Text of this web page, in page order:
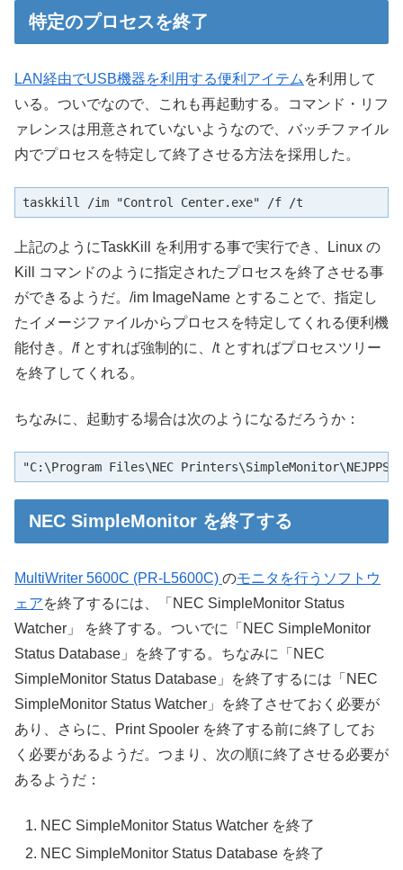
特定のプロセスを終了
LAN経由でUSB機器を利用する便利アイテム を利用して
いる。ついでなので、これも再起動する。コマンド・リフ
ァレンスは用意されていないようなので、バッチファイル
内でプロセスを特定して終了させる方法を採用した。
taskkill /im "Control Center.exe" /f /t
上記のようにTaskKill を利用する事で実行でき、Linux の
Kill コマンドのように指定されたプロセスを終了させる事
ができるようだ。/im ImageName とすることで、指定し
たイメージファイルからプロセスを特定してくれる便利機
能付き。/f とすれば強制的に、/t とすればプロセスツリー
を終了してくれる。
ちなみに、起動する場合は次のようになるだろうか：
"C:\Program Files\NEC
NEC SimpleMonitor を終了する
MultiWriter 5600C (PR-L5600C) のモニタを行うソフトウ
ェアを終了するには、「NEC SimpleMonitor Status
Watcher」 を終了する。ついでに「NEC SimpleMonitor
Status Database」を終了する。ちなみに「NEC
SimpleMonitor Status Database」を終了するには「NEC
SimpleMonitor Status Watcher」を終了させておく必要が
あり、さらに、Print Spooler を終了する前に終了してお
く必要があるようだ。つまり、次の順に終了させる必要が
あるようだ：
NEC SimpleMonitor Status Watcher を終了
NEC SimpleMonitor Status Database を終了